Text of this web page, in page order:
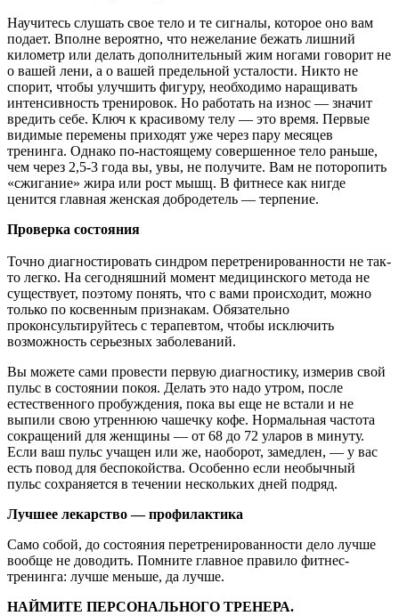
Научитесь слушать свое тело и те сигналы, которое оно вам
подает. Вполне вероятно, что нежелание бежать лишний
километр или делать дополнительный жим ногами говорит не
о вашей лени, а о вашей предельной усталости. Никто не
спорит, чтобы улучшить фигуру, необходимо наращивать
интенсивность тренировок. Но работать на износ — значит
вредить себе. Ключ к красивому телу — это время. Первые
видимые перемены приходят уже через пару месяцев
тренинга. Однако по-настоящему совершенное тело раньше,
чем через 2,5-3 года вы, увы, не получите. Вам не поторопить
«сжигание» жира или рост мышц. В фитнесе как нигде
ценится главная женская добродетель — терпение.
Проверка состояния
Точно диагностировать синдром перетренированности не так-
то легко. На сегодняшний момент медицинского метода не
существует, поэтому понять, что с вами происходит, можно
только по косвенным признакам. Обязательно
проконсультируйтесь с терапевтом, чтобы исключить
возможность серьезных заболеваний.
Вы можете сами провести первую диагностику, измерив свой
пульс в состоянии покоя. Делать это надо утром, после
естественного пробуждения, пока вы еще не встали и не
выпили свою утреннюю чашечку кофе. Нормальная частота
сокращений для женщины — от 68 до 72 уларов в минуту.
Если ваш пульс учащен или же, наоборот, замедлен, — у вас
есть повод для беспокойства. Особенно если необычный
пульс сохраняется в течении нескольких дней подряд.
Лучшее лекарство — профилактика
Само собой, до состояния перетренированности дело лучше
вообще не доводить. Помните главное правило фитнес-
тренинга: лучше меньше, да лучше.
НАЙМИТЕ ПЕРСОНАЛЬНОГО ТРЕНЕРА.